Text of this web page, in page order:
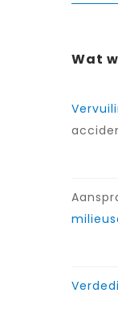
Wat